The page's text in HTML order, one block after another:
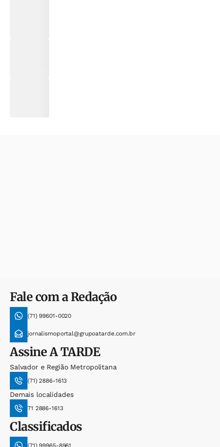
Fale com a Redação
(71) 99601-0020
jornalismoportal@grupoatarde.com.br
AssineA TARDE
Salvador e Região Metropolitana
(71) 2886-1613
Demais localidades
71 2886-1613
Classificados
(71) 99965-8961